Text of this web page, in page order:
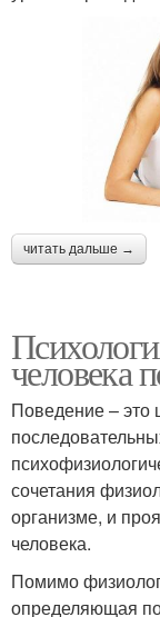
читать дальше →
человека
Поведение – это
сочетания
организме, и
человека.
Помимо
определяющая